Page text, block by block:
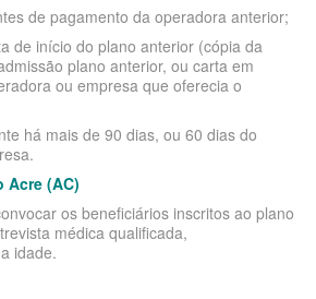
DE SAÚDE INDIVIDUAL
DE SAÚDE INDIVIDUAL
INDIVIDUAL
SAÚDE INDIVIDUAL
PLANO DE SAÚDE INDIVIDUAL
SAÚDE FAMILIAR
de pagamento da operadora anterior;
de início do plano anterior (cópia da
plano anterior, ou carta em
ou empresa que oferecia o
há mais de 90 dias, ou 60 dias do
Acre (AC)
os beneficiários inscritos ao plano
médica qualificada,
idade.